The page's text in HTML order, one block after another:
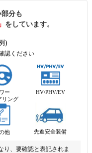
分も
をしています。
)
認ください
ー
リング
HV/PHV/EV
他 先進安全装備
、要確認と表記されま